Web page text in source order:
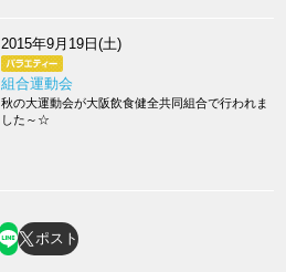
2015年9月19日(土)
組合運動会
秋の大運動会が大阪飲食健全共同組合で行われま
した～☆
ポスト